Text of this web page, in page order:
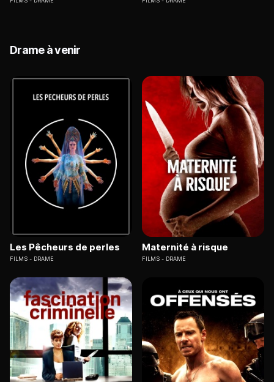
Drame à venir
Les Pêcheurs de perles
FILMS DRAME
Maternité à risque
FILMS DRAME